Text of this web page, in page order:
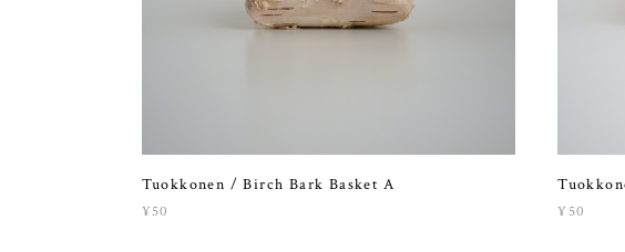
Tuokkonen / Birch Bark Basket A
¥50 ¥50